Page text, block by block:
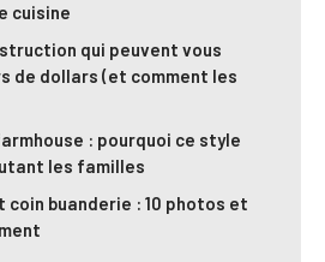
cuisine
qui peuvent vous
de dollars (et comment les
: pourquoi ce style
les familles
coin buanderie : 10 photos et